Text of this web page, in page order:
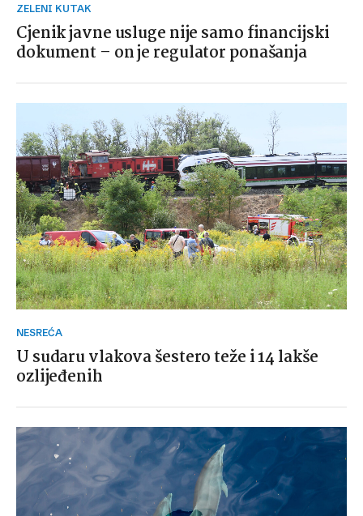
ZELENI KUTAK
Cjenik javne usluge nije samo financijski
dokument – on je regulator ponašanja
NESREĆA
U sudaru vlakova šestero teže i 14 lakše
ozlijeđenih